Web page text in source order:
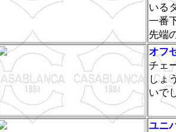
いる
一番
先端
オフ
チェ
しょ
いで
ユニ